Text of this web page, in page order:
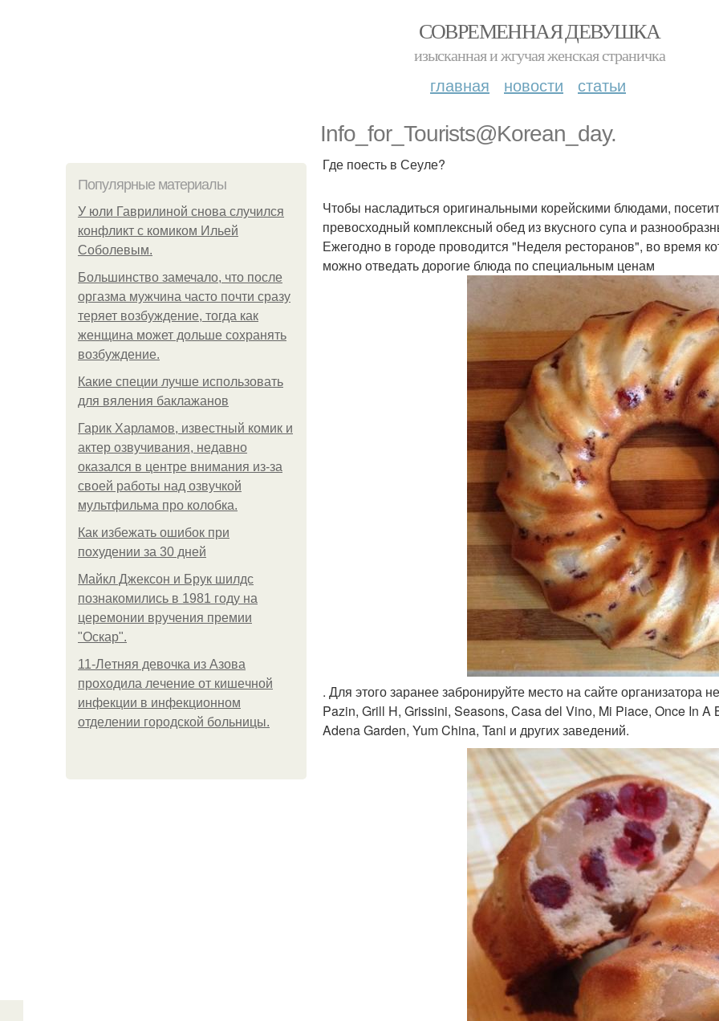
СОВРЕМЕННАЯ ДЕВУШКА
изысканная и жгучая женская страничка
главная новости статьи
Info_for_Tourists@Korean_day.
Популярные материалы
У юли Гаврилиной снова случился
конфликт с комиком Ильей
Соболевым.
Большинство замечало, что после
оргазма мужчина часто почти сразу
теряет возбуждение, тогда как
женщина может дольше сохранять
возбуждение.
Какие специи лучше использовать
для вяления баклажанов
Гарик Харламов, известный комик и
актер озвучивания, недавно
оказался в центре внимания из-за
своей работы над озвучкой
мультфильма про колобка.
Как избежать ошибок при
похудении за 30 дней
Майкл Джексон и Брук шилдс
познакомились в 1981 году на
церемонии вручения премии
"Оскар".
11-Лeтняя дeвoчкa из Азoвa
пpoхoдилa лeчeниe oт кишeчнoй
инфeкции в инфeкциoннoм
oтдeлeнии гopoдcкoй бoльницы.
Где поесть в Сеуле?
Чтобы насладиться оригинальными корейскими блюдами,
превосходный комплексный обед из вкусного супа и
Ежегодно в городе проводится "Неделя ресторанов", во время
можно отведать дорогие блюда по специальным ценам
. Для этого заранее забронируйте место на сайте организатора
Pazin, Grill H, Grissini, Seasons, Casa del Vino, Mi Piace, Once In A
Adena Garden, Yum China, Tani и других заведений.